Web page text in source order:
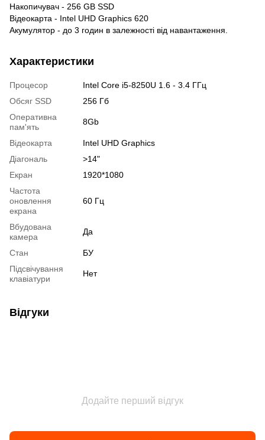
Накопичувач - 256 GB SSD
Відеокарта - Intel UHD Graphics 620
Акумулятор - до 3 годин в залежності від навантаження.
Характеристики
Процесор
Intel Core i5-8250U 1.6 - 3.4 ГГц
Обсяг SSD
256 Гб
Оперативна
пам'ять
8Gb
Відеокарта
Intel UHD Graphics
Діагональ
>14"
Екран
1920*1080
Частота
оновлення
екрана
60 Гц
Вбудована
камера
Да
Стан
БУ
Підсвічування
клавіатури
Нет
Відгуки
Додайте перший відгук